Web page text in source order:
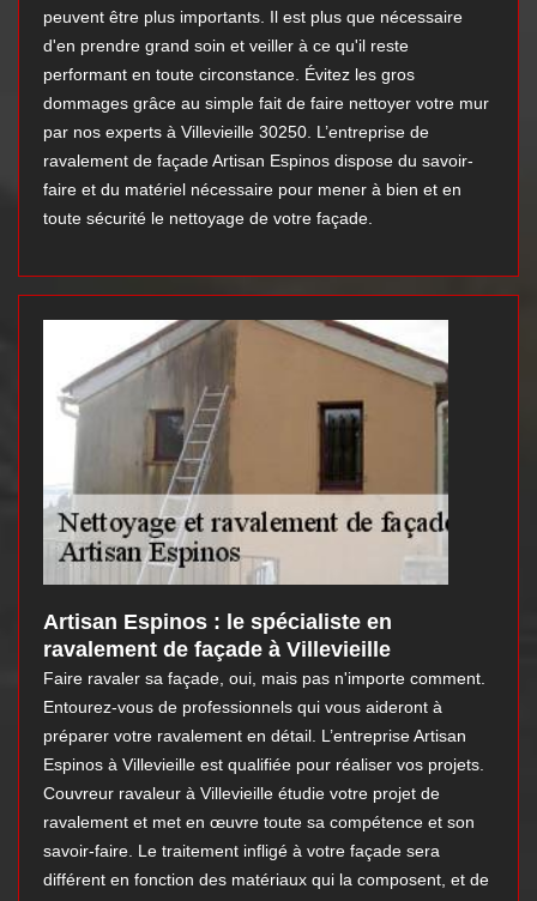
peuvent être plus importants. Il est plus que nécessaire
d'en prendre grand soin et veiller à ce qu'il reste
performant en toute circonstance. Évitez les gros
dommages grâce au simple fait de faire nettoyer votre mur
par nos experts à Villevieille 30250. L’entreprise de
ravalement de façade Artisan Espinos dispose du savoir-
faire et du matériel nécessaire pour mener à bien et en
toute sécurité le nettoyage de votre façade.
Artisan Espinos : le spécialiste en
ravalement de façade à Villevieille
Faire ravaler sa façade, oui, mais pas n'importe comment.
Entourez-vous de professionnels qui vous aideront à
préparer votre ravalement en détail. L’entreprise Artisan
Espinos à Villevieille est qualifiée pour réaliser vos projets.
Couvreur ravaleur à Villevieille étudie votre projet de
ravalement et met en œuvre toute sa compétence et son
savoir-faire. Le traitement infligé à votre façade sera
différent en fonction des matériaux qui la composent, et de